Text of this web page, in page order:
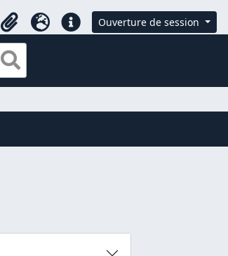
Presse-papier
LangueLiens rapidesOuverture de session